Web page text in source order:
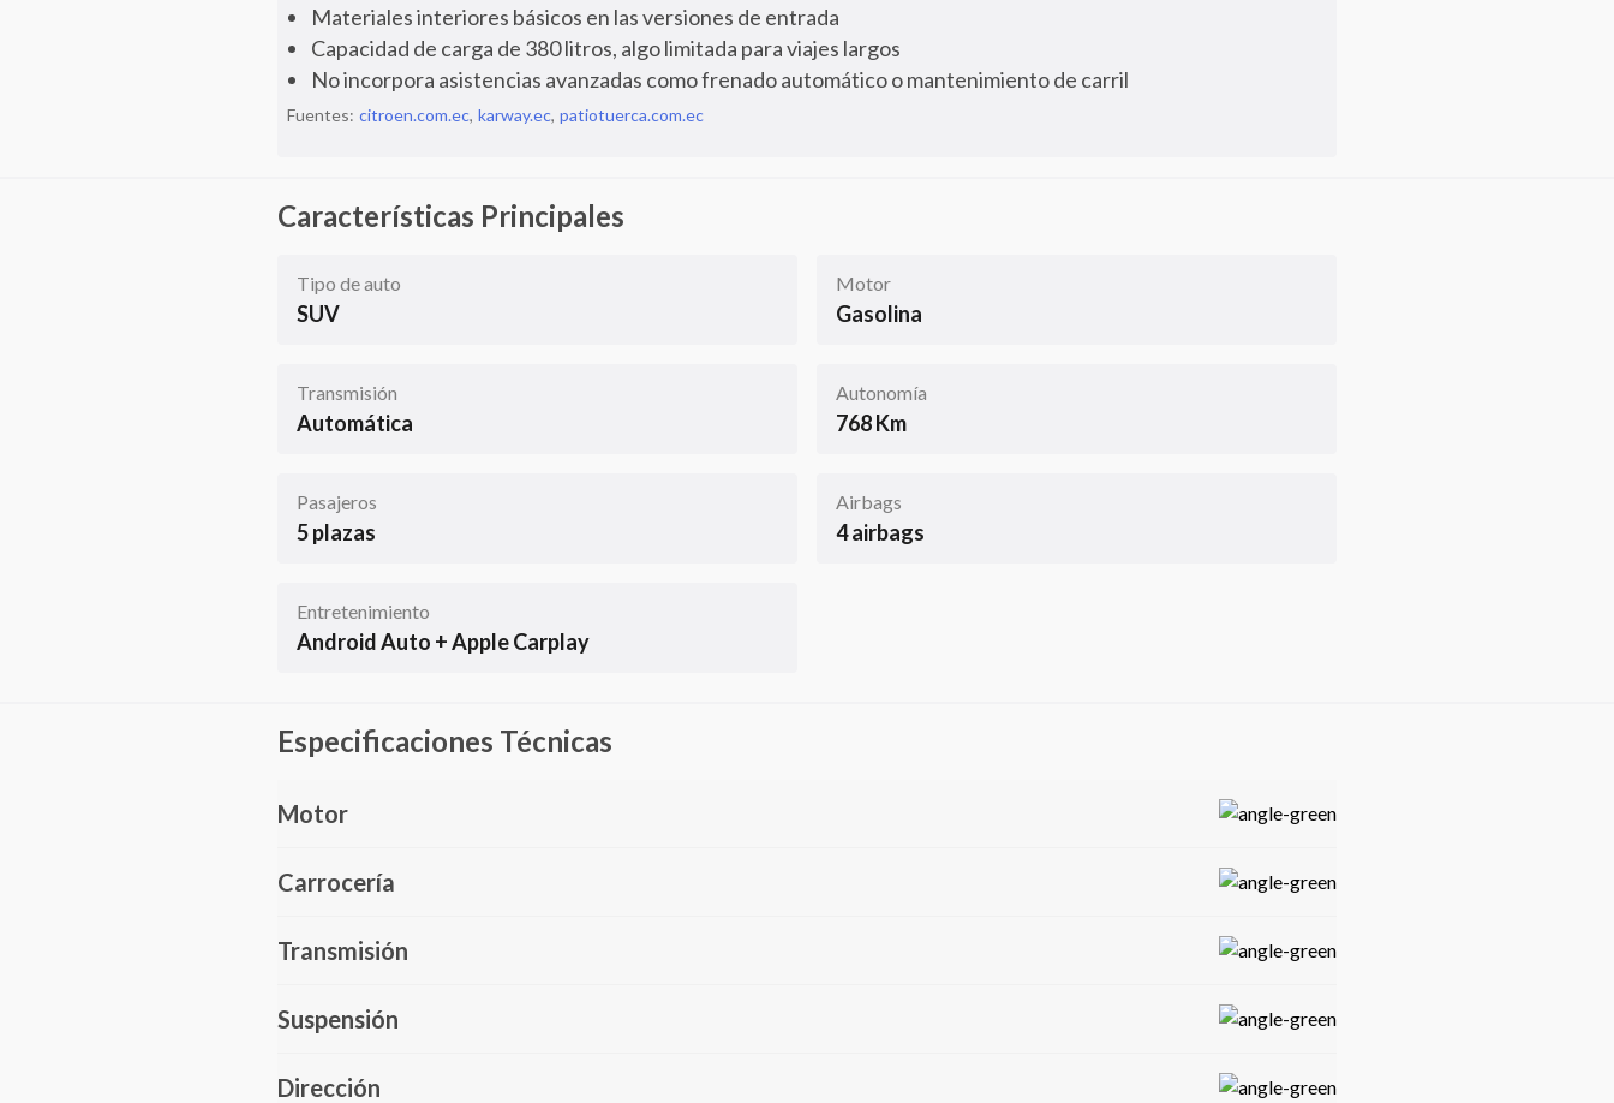
Materiales interiores básicos en las versiones de entrada
Capacidad de carga de 380 litros, algo limitada para viajes largos
No incorpora asistencias avanzadas como frenado automático o mantenimiento de carril
Fuentes: citroen.com.ec, karway.ec, patiotuerca.com.ec
Características Principales
Tipo de auto
SUV
Motor
Gasolina
Transmisión
Automática
Autonomía
768 Km
Pasajeros
5 plazas
Airbags
4 airbags
Entretenimiento
Android Auto + Apple Carplay
Especificaciones Técnicas
Motor
Carrocería
Transmisión
Suspensión
Dirección